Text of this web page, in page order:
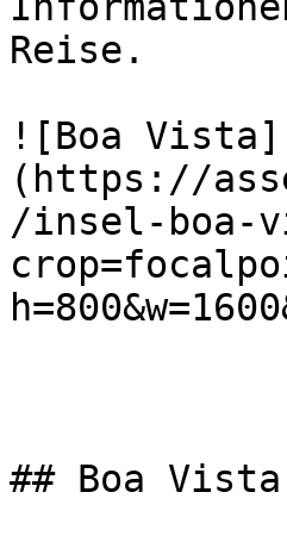
Reise.
![Boa Vista]
(https://
/insel-boa-
## Boa Vista